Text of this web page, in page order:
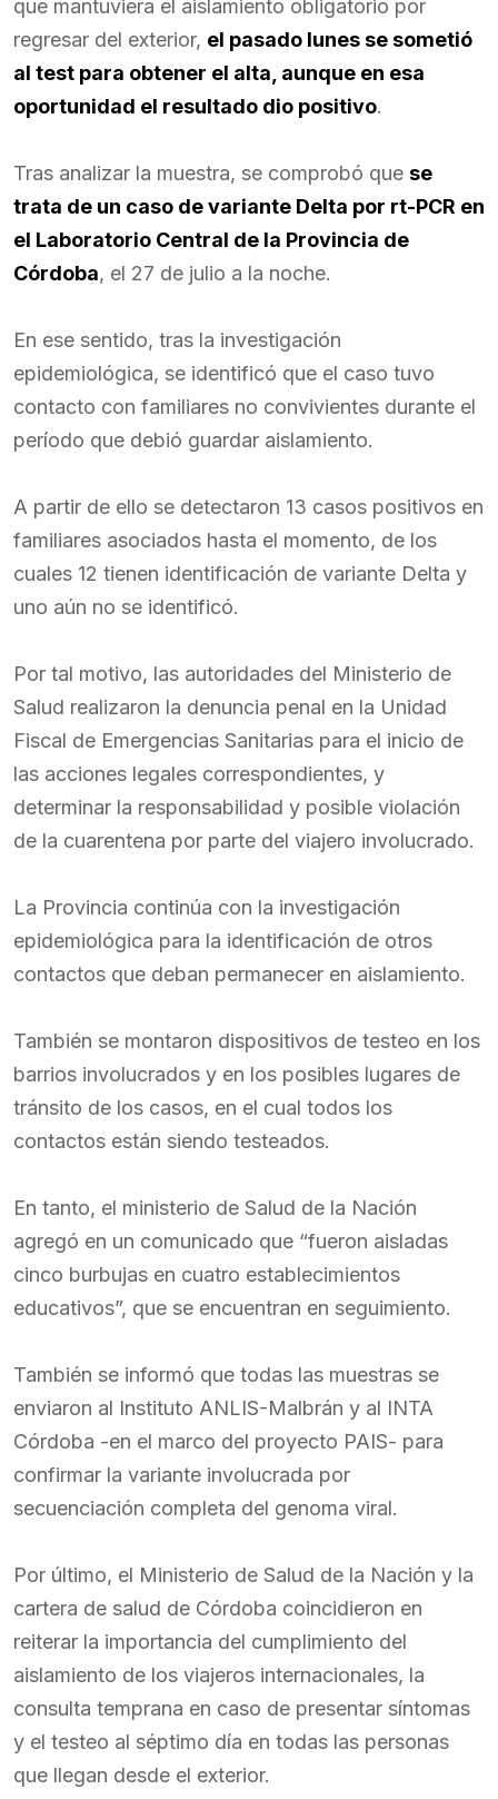
que mantuviera el aislamiento obligatorio por
regresar del exterior, el pasado lunes se sometió
al test para obtener el alta, aunque en esa
oportunidad el resultado dio positivo.
Tras analizar la muestra, se comprobó que se
trata de un caso de variante Delta por rt-PCR en
el Laboratorio Central de la Provincia de
Córdoba, el 27 de julio a la noche.
En ese sentido, tras la investigación
epidemiológica, se identificó que el caso tuvo
contacto con familiares no convivientes durante el
período que debió guardar aislamiento.
A partir de ello se detectaron 13 casos positivos en
familiares asociados hasta el momento, de los
cuales 12 tienen identificación de variante Delta y
uno aún no se identificó.
Por tal motivo, las autoridades del Ministerio de
Salud realizaron la denuncia penal en la Unidad
Fiscal de Emergencias Sanitarias para el inicio de
las acciones legales correspondientes, y
determinar la responsabilidad y posible violación
de la cuarentena por parte del viajero involucrado.
La Provincia continúa con la investigación
epidemiológica para la identificación de otros
contactos que deban permanecer en aislamiento.
También se montaron dispositivos de testeo en los
barrios involucrados y en los posibles lugares de
tránsito de los casos, en el cual todos los
contactos están siendo testeados.
En tanto, el ministerio de Salud de la Nación
agregó en un comunicado que “fueron aisladas
cinco burbujas en cuatro establecimientos
educativos”, que se encuentran en seguimiento.
También se informó que todas las muestras se
enviaron al Instituto ANLIS-Malbrán y al INTA
Córdoba -en el marco del proyecto PAIS- para
confirmar la variante involucrada por
secuenciación completa del genoma viral.
Por último, el Ministerio de Salud de la Nación y la
cartera de salud de Córdoba coincidieron en
reiterar la importancia del cumplimiento del
aislamiento de los viajeros internacionales, la
consulta temprana en caso de presentar síntomas
y el testeo al séptimo día en todas las personas
que llegan desde el exterior.